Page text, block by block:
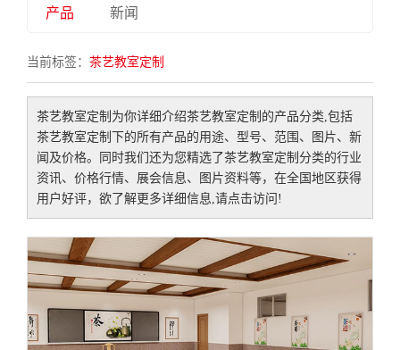
产品 新闻
当前标签： 茶艺教室定制
茶艺教室定制 为你详细介绍茶艺教室定制 的产品分类,包括
茶艺教室定制
下的所有产品的用途、型号、范围、图片、新
闻及价格。同时我们还为您精选了茶艺教室定制 分类的行业
资讯、价格行情、展会信息、图片资料等，在全国地区获得
用户好评，欲了解更多详细信息,请点击访问!